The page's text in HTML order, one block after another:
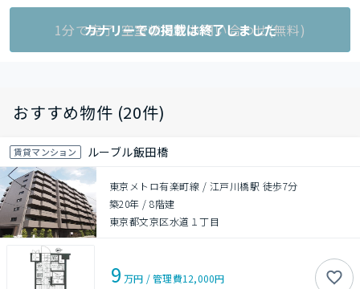
1分で完了!空室状況をお問い合わせ(無料)
カナリーでの掲載は終了しました
おすすめ物件 (20件)
賃貸マンション ルーブル飯田橋
東京メトロ有楽町線 / 江戸川橋駅 徒歩7分
築20年 /8階建
東京都文京区水道１丁目
9 万円 /管理費12,000円